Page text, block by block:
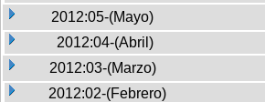
2012:05-(Mayo)
2012:04-(Abril)
2012:03-(Marzo)
2012:02-(Febrero)